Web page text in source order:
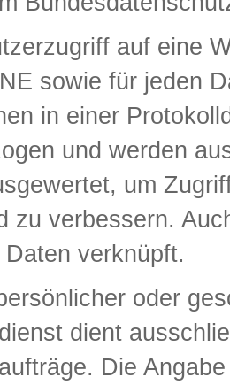
auf eine
sowie für jeden
in einer
und werden
um
zu verbessern.
verknüpft.
oder
dient
Die